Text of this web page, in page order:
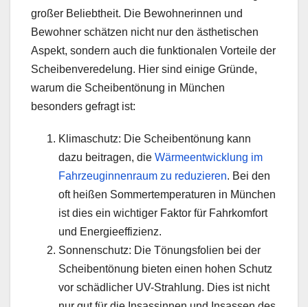
großer Beliebtheit. Die Bewohnerinnen und
Bewohner schätzen nicht nur den ästhetischen
Aspekt, sondern auch die funktionalen Vorteile der
Scheibenveredelung. Hier sind einige Gründe,
warum die Scheibentönung in München
besonders gefragt ist:
Klimaschutz: Die Scheibentönung kann
dazu beitragen, die Wärmeentwicklung im
Fahrzeuginnenraum zu reduzieren. Bei den
oft heißen Sommertemperaturen in München
ist dies ein wichtiger Faktor für Fahrkomfort
und Energieeffizienz.
Sonnenschutz: Die Tönungsfolien bei der
Scheibentönung bieten einen hohen Schutz
vor schädlicher UV-Strahlung. Dies ist nicht